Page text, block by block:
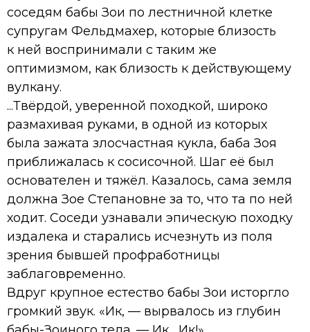
соседям бабы Зои по лестничной клетке
супругам Фельдмахер, которые близость
к ней воспринимали с таким же
оптимизмом, как близость к действующему
вулкану.
...Твёрдой, уверенной походкой, широко
размахивая руками, в одной из которых
была зажата злосчастная кукла, баба Зоя
приближалась к сосисочной. Шаг её был
основателен и тяжёл. Казалось, сама земля
должна Зое Степановне за то, что та по ней
ходит. Соседи узнавали эпическую походку
издалека и старались исчезнуть из поля
зрения бывшей профработницы
заблаговременно.
Вдруг крупное естество бабы Зои исторгло
громкий звук. «Ик, — вырвалось из глубин